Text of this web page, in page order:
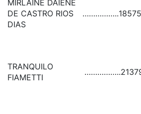
MIRLAINE DAIENE
DE CASTRO RIOS
DIAS
……………..18575
TRANQUILO
FIAMETTI
……………..